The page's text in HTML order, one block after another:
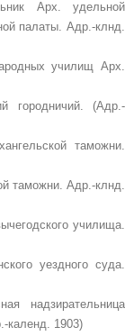
Арх. удельной
палаты. Адр.-клнд.
училищ Арх.
городничий. (Адр.-
таможни.
таможни. Адр.-клнд.
училища.
уездного суда.
надзирательница
календ. 1903)